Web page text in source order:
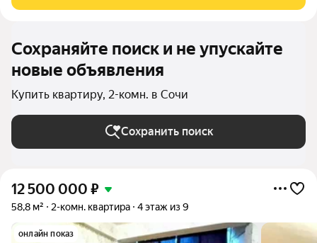
Сохраняйте поиск и не упускайте
новые объявления
Купить квартиру, 2-комн. в Сочи
Сохранить поиск
12 500 000 ₽
58,8 м² 2-комн. квартира 4 этаж из 9
онлайн показ